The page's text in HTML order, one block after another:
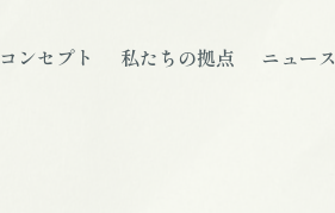
コンセプト 私たちの拠点 ニュース